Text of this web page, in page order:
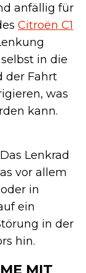
anfällig für
Citroën C1
in die
der Fahrt
was
kann.
Lenkrad
vor allem
in
ein
in der
hin.
MIT